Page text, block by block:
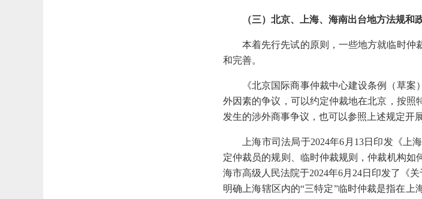
（三）北京、上海、海南出台地方法规和
本着先行先试的原则，一些地方就临时仲
和完善。
《北京国际商事仲裁中心建设条例（草
外因素的争议，可以约定仲裁地在北京，按
发生的涉外商事争议，也可以参照上述规定开
上海市司法局于2024年6月13日印发《上
定仲裁员的规则、临时仲裁规则，仲裁机构
海市高级人民法院于2024年6月24日印发了《
明确上海辖区内的“三特定”临时仲裁是指在